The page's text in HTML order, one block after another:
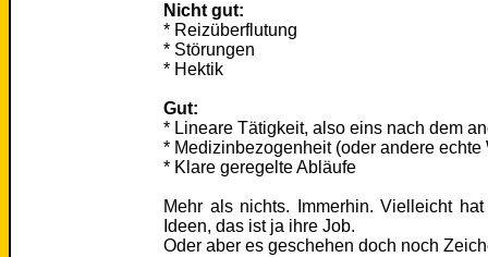
Nicht gut:
* Reizüberflutung
* Störungen
* Hektik
Gut:
* Lineare Tätigkeit, also eins nach dem
* Medizinbezogenheit (oder andere
* Klare geregelte Abläufe
Mehr als nichts. Immerhin. Vielleicht
Ideen, das ist ja ihre Job.
Oder aber es geschehen doch noch